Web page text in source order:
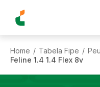
Home / Tabela Fipe /
Feline 1.4 1.4 Flex 8v